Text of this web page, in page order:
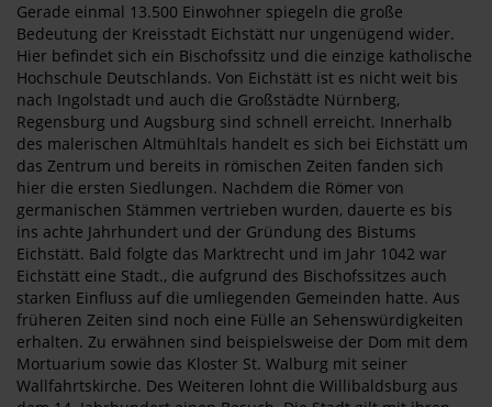
Gerade einmal 13.500 Einwohner spiegeln die große
Bedeutung der Kreisstadt Eichstätt nur ungenügend wider.
Hier befindet sich ein Bischofssitz und die einzige katholische
Hochschule Deutschlands. Von Eichstätt ist es nicht weit bis
nach Ingolstadt und auch die Großstädte Nürnberg,
Regensburg und Augsburg sind schnell erreicht. Innerhalb
des malerischen Altmühltals handelt es sich bei Eichstätt um
das Zentrum und bereits in römischen Zeiten fanden sich
hier die ersten Siedlungen. Nachdem die Römer von
germanischen Stämmen vertrieben wurden, dauerte es bis
ins achte Jahrhundert und der Gründung des Bistums
Eichstätt. Bald folgte das Marktrecht und im Jahr 1042 war
Eichstätt eine Stadt., die aufgrund des Bischofssitzes auch
starken Einfluss auf die umliegenden Gemeinden hatte. Aus
früheren Zeiten sind noch eine Fülle an Sehenswürdigkeiten
erhalten. Zu erwähnen sind beispielsweise der Dom mit dem
Mortuarium sowie das Kloster St. Walburg mit seiner
Wallfahrtskirche. Des Weiteren lohnt die Willibaldsburg aus